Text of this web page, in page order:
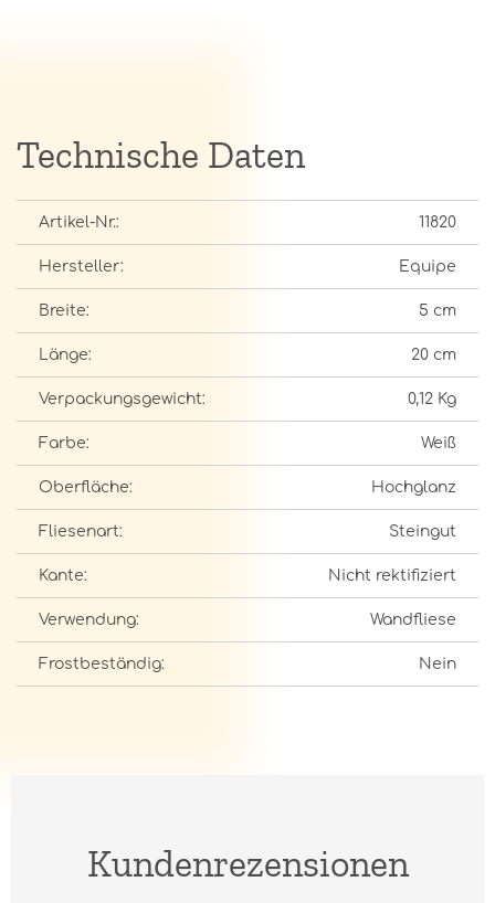
Technische Daten
Artikel-Nr.: 11820
Hersteller: Equipe
Breite: 5 cm
Länge: 20 cm
Verpackungsgewicht: 0,12 Kg
Farbe: Weiß
Oberfläche: Hochglanz
Fliesenart: Steingut
Kante: Nicht rektifiziert
Verwendung: Wandfliese
Frostbeständig: Nein
Kundenrezensionen